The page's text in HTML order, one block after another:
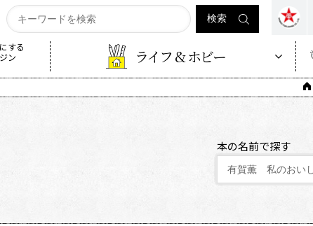
する
ン
ライフ & ホビー
本の名前で探す